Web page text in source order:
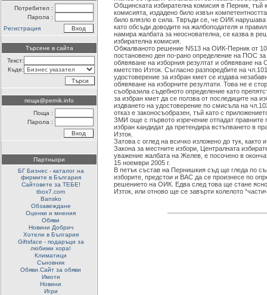
Потребител :
Парола :
Регистрация
Търсене в сайта
Текст:
Къде:
поща@pernik.info
Поща :
Парола :
Партньори
БГ Бизнес - каталог на
фирмите в България
Сайтовете за ТЕБЕ!
tbox7.com
Bansko
Обзавеждане
Оценки и мнения
Обяви
Новини Добрич
Хотели в България
Giftsface - подаръци за
любими хора!
Климатици
Съновник
Обяви.Сайт за обяви
Имоти
Новини
Игри
Общинската избирателна комисия в Перник, тъй
комисията, издадено било извън
било влязло в сила. Твръди се, че ОИК
като обсъди доводите на жалбоподателя и
намира жалбата за неоснователна, се казва в
избирателна комисия.
Обжалваното решение N513 на ОИК-Перник от
постановено ден по-рано определение на ПОС
обявяване на изборния резултат и обявяване
кметство Изток. Съгласно разпоредбите на
удостоверение за избран кмет се издава
обявяване на изборните резултати. Това не е
съобразила съдебното определение като
за избран кмет да се ползва от последиците на
издването на удостоверение по смисъла на
отказ е законосъобразен, тъй като с
ЗМИ още с първото изречение отпадат правните
избран кандидат да претендира встъпването в
Изток.
Затова с оглед на всичко изложено до тук, както
Закона за местните избори, Централната
уважение жалбата на Желев, е посочено в
15 ноември 2005 г.
В петък състав на Пернишкия съд ще гледа по
изборите, предстои и ВАС да се произнесе по
решението на ОИК. Едва след това ще стане
Изток, или отново ще се завърти колелото